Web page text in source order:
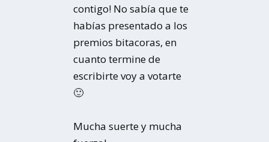
contigo! No sabía que te
habías presentado a los
premios bitacoras, en
cuanto termine de
escribirte voy a votarte
🙂
Mucha suerte y mucha